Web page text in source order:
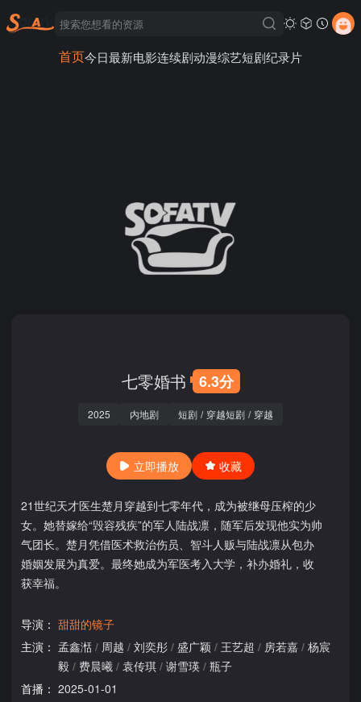
首页今日最新电影连续剧动漫综艺短剧纪录片
七零婚书 6.3分
2025 内地剧 短剧 / 穿越短剧 / 穿越
立即播放 收藏
21世纪天才医生楚月穿越到七零年代，成为被继母压榨的少
女。她替嫁给“毁容残疾”的军人陆战凛，随军后发现他实为帅
气团长。楚月凭借医术救治伤员、智斗人贩与陆战凛从包办
婚姻发展为真爱。最终她成为军医考入大学，补办婚礼，收
获幸福。
导演： 甜甜的镜子
主演： 孟鑫湉 / 周越 / 刘奕彤 / 盛广颖 / 王艺超 / 房若嘉 / 杨宸
毅 / 费晨曦 / 袁传琪 / 谢雪瑛 / 瓶子
首播： 2025-01-01